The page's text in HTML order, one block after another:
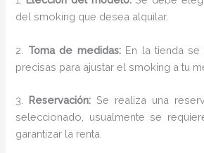
del smoking que desea alquilar.
2. Toma de medidas:En la tienda se
precisas para ajustar el smoking a tu
3. Reservación: Se realiza una
seleccionado, usualmente se
garantizar la renta.